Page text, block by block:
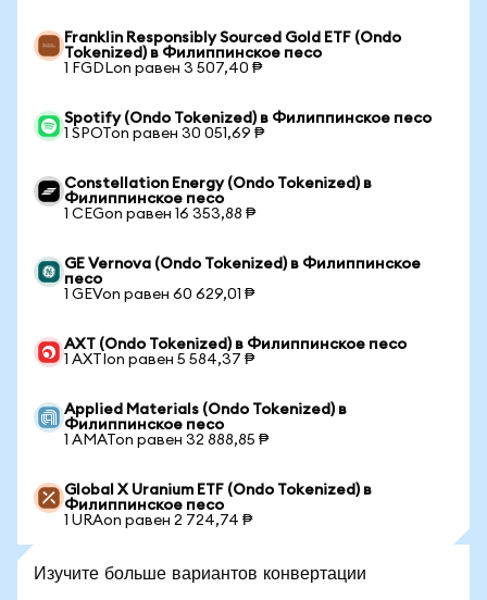
Franklin Responsibly Sourced Gold ETF (Ondo
Tokenized) в Филиппинское песо
1 FGDLon равен 3 507,40 ₱
Spotify (Ondo Tokenized) в Филиппинское песо
1 SPOTon равен 30 051,69 ₱
Constellation Energy (Ondo Tokenized) в
Филиппинское песо
1 CEGon равен 16 353,88 ₱
GE Vernova (Ondo Tokenized) в Филиппинское
песо
1 GEVon равен 60 629,01 ₱
AXT (Ondo Tokenized) в Филиппинское песо
1 AXTIon равен 5 584,37 ₱
Applied Materials (Ondo Tokenized) в
Филиппинское песо
1 AMATon равен 32 888,85 ₱
Global X Uranium ETF (Ondo Tokenized) в
Филиппинское песо
1 URAon равен 2 724,74 ₱
Изучите больше вариантов конвертации